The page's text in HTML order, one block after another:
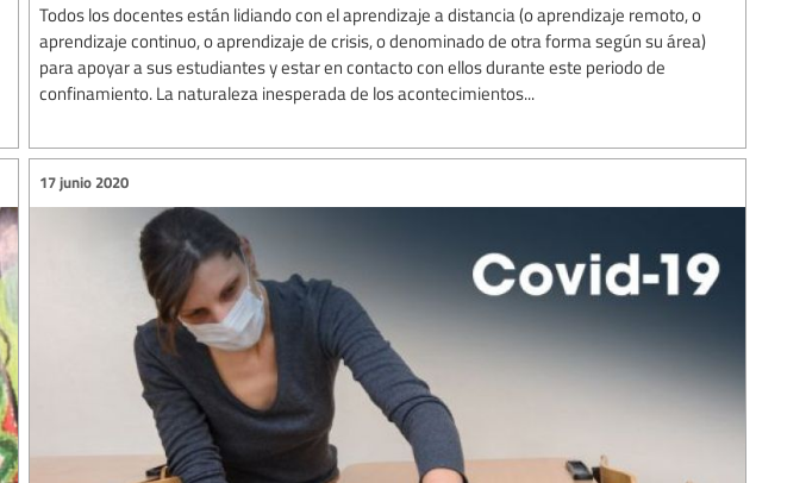
Todos los docentes están lidiando con el aprendizaje a distancia (o aprendizaje remoto, o
aprendizaje continuo, o aprendizaje de crisis, o denominado de otra forma según su área)
para apoyar a sus estudiantes y estar en contacto con ellos durante este periodo de
confinamiento. La naturaleza inesperada de los acontecimientos...
17 junio 2020